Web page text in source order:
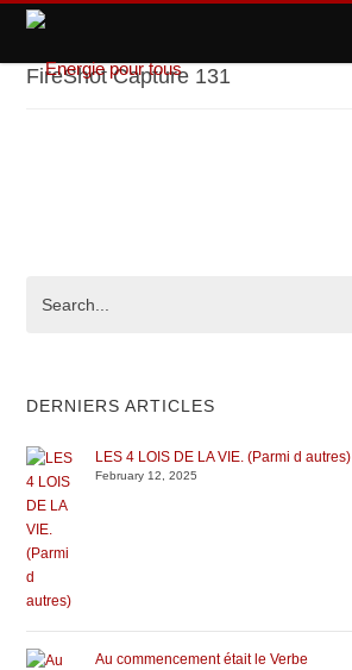
FireShot Capture 131
DERNIERS ARTICLES
LES 4 LOIS DE LA VIE. (Parmi d autres)
February 12, 2025
Au commencement était le Verbe